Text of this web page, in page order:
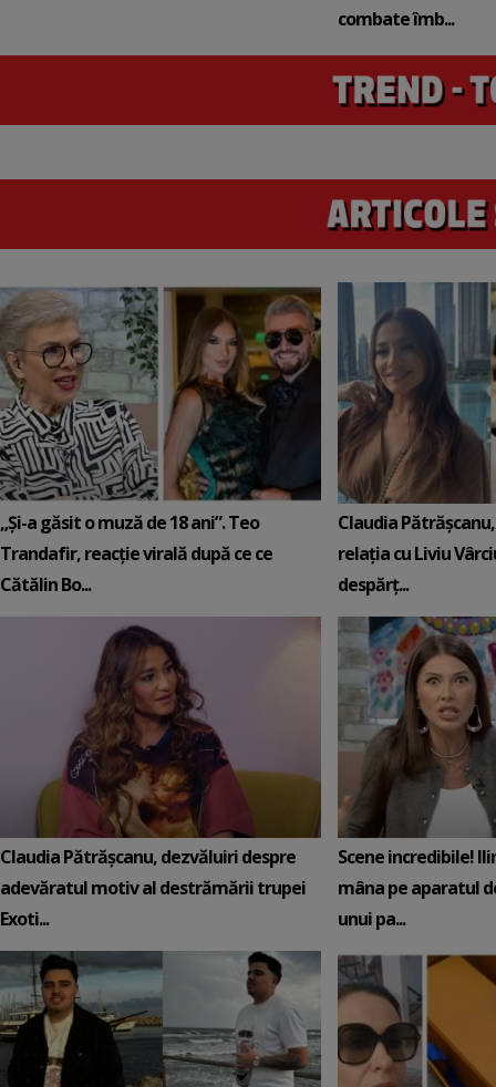
combate îmb...
„Și-a găsit o muză de 18 ani”. Teo
Trandafir, reacție virală după ce ce
Cătălin Bo...
Claudia
relația cu Liviu
despărț...
Claudia Pătrășcanu, dezvăluiri despre
adevăratul motiv al destrămării trupei
Exoti...
Scene incredibile!
mâna pe aparatul
unui pa...